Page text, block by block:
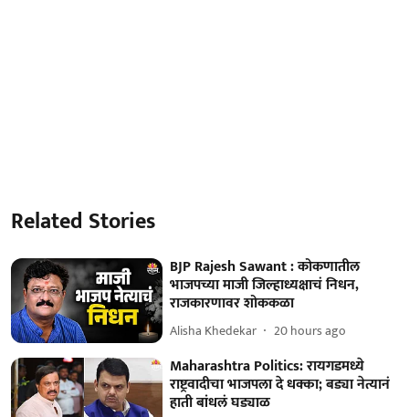
Related Stories
BJP Rajesh Sawant : कोकणातील
भाजपच्या माजी जिल्हाध्यक्षाचं निधन,
राजकारणावर शोककळा
Alisha Khedekar 20 hours ago
Maharashtra Politics: रायगडमध्ये
राष्ट्रवादीचा भाजपला दे धक्का; बड्या नेत्यानं
हाती बांधलं घड्याळ